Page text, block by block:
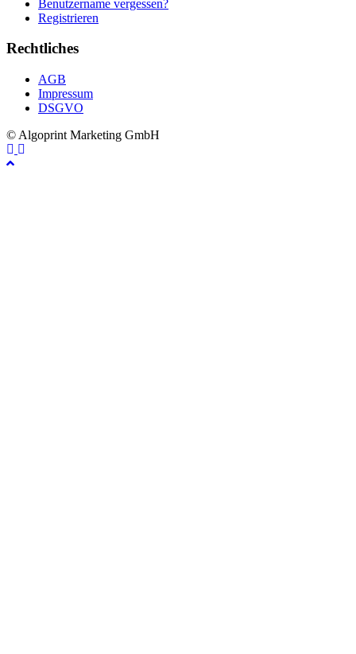
Benutzername vergessen?
Registrieren
Rechtliches
AGB
Impressum
DSGVO
© Algoprint Marketing GmbH